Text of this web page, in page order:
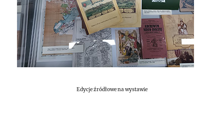
Edycje źródłowe na wystawie